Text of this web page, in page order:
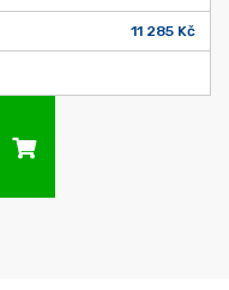
11 285 Kč